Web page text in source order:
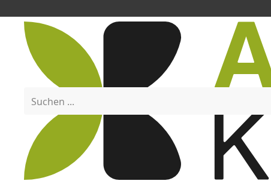
Menü
Suchen ...